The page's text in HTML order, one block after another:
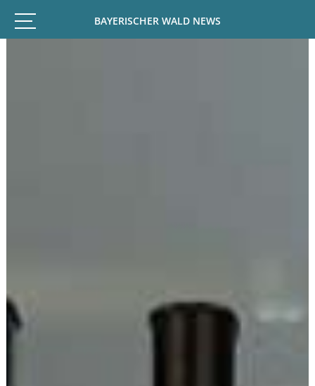
BAYERISCHER WALD NEWS